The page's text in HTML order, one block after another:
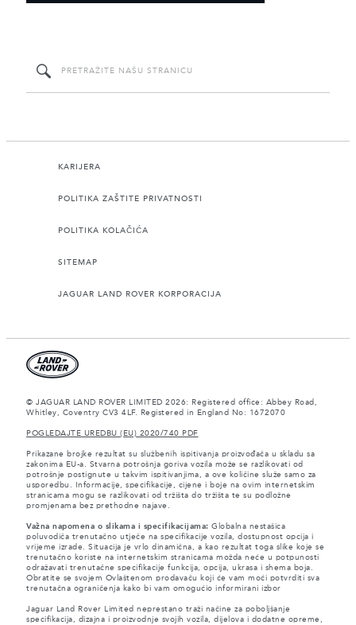
KARIJERA
POLITIKA ZAŠTITE PRIVATNOSTI
POLITIKA KOLAČIĆA
SITEMAP
JAGUAR LAND ROVER KORPORACIJA
© JAGUAR LAND ROVER LIMITED 2026: Registered office: Abbey Road,
Whitley, Coventry CV3 4LF. Registered in England No: 1672070
POGLEDAJTE UREDBU (EU) 2020/740 PDF
Prikazane brojke rezultat su službenih ispitivanja proizvođača u skladu sa
zakonima EU-a. Stvarna potrošnja goriva vozila može se razlikovati od
potrošnje postignute u takvim ispitivanjima, a ove količine služe samo za
usporedbu. Informacije, specifikacije, cijene i boje na ovim internetskim
stranicama mogu se razlikovati od tržišta do tržišta te su podložne
promjenama bez prethodne najave.
Važna napomena o slikama i specifikacijama: Globalna nestašica
poluvodiča trenutačno utječe na specifikacije vozila, dostupnost opcija i
vrijeme izrade. Situacija je vrlo dinamična, a kao rezultat toga slike koje se
trenutačno koriste na internetskim stranicama možda neće u potpunosti
odražavati trenutačne specifikacije funkcija, opcija, ukrasa i shema boja.
Obratite se svojem Ovlaštenom prodavaču koji će vam moći potvrditi sva
trenutačna ograničenja kako bi vam omogućio informirani izbor
Jaguar Land Rover Limited neprestano traži načine za poboljšanje
specifikacija, dizajna i proizvodnje svojih vozila, dijelova i dodatne opreme,